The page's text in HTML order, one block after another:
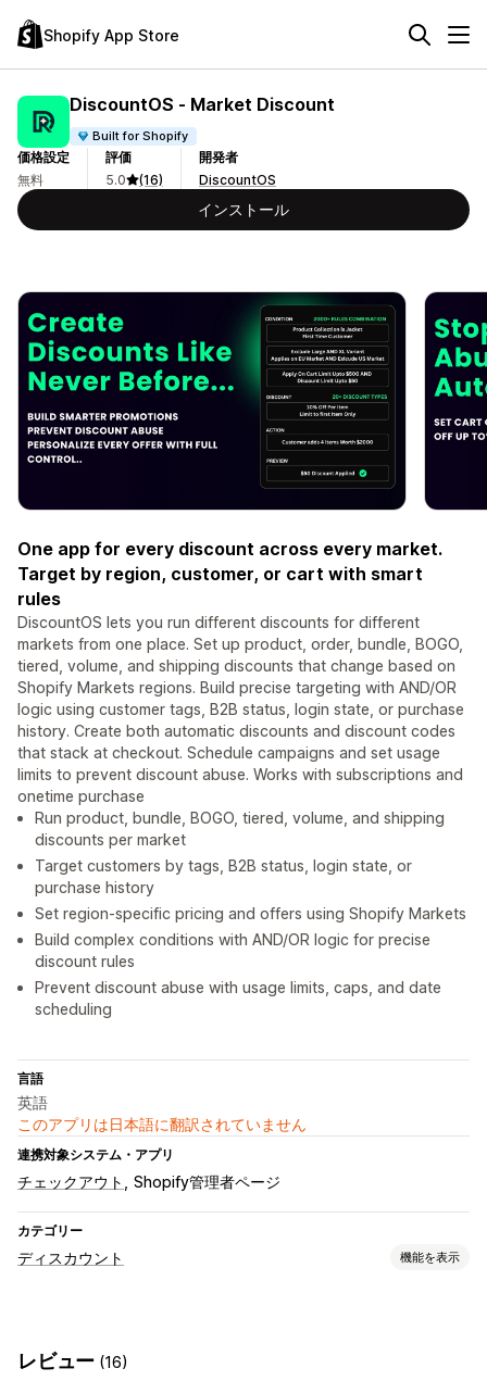
Shopify App Store
DiscountOS ‑ Market Discount
Built for Shopify
価格設定
無料
評価
5.0
(16)
開発者
DiscountOS
インストール
One app for every discount across every market.
Target by region, customer, or cart with smart
rules
DiscountOS lets you run different discounts for different
markets from one place. Set up product, order, bundle, BOGO,
tiered, volume, and shipping discounts that change based on
Shopify Markets regions. Build precise targeting with AND/OR
logic using customer tags, B2B status, login state, or purchase
history. Create both automatic discounts and discount codes
that stack at checkout. Schedule campaigns and set usage
limits to prevent discount abuse. Works with subscriptions and
onetime purchase
Run product, bundle, BOGO, tiered, volume, and shipping
discounts per market
Target customers by tags, B2B status, login state, or
purchase history
Set region-specific pricing and offers using Shopify Markets
Build complex conditions with AND/OR logic for precise
discount rules
Prevent discount abuse with usage limits, caps, and date
scheduling
言語
英語
このアプリは日本語に翻訳されていません
連携対象システム・アプリ
チェックアウト Shopify管理者ページ
カテゴリー
ディスカウント 機能を表示
段階的な価格設定
レビュー (16)